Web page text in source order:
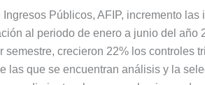
Públicos, AFIP, incremento
al periodo de enero a junio del año
crecieron 22% los controles
las que se encuentran análisis y la